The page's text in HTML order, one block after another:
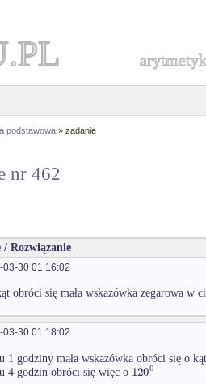
podstawowa » zadanie
nr 462
/ Rozwiązanie
03-30 01:16:02
obróci się mała wskazówka zegarowa w
03-30 01:18:02
1 godziny mała wskazówka obróci się o kąt
4 godzin obróci się więc o 1200